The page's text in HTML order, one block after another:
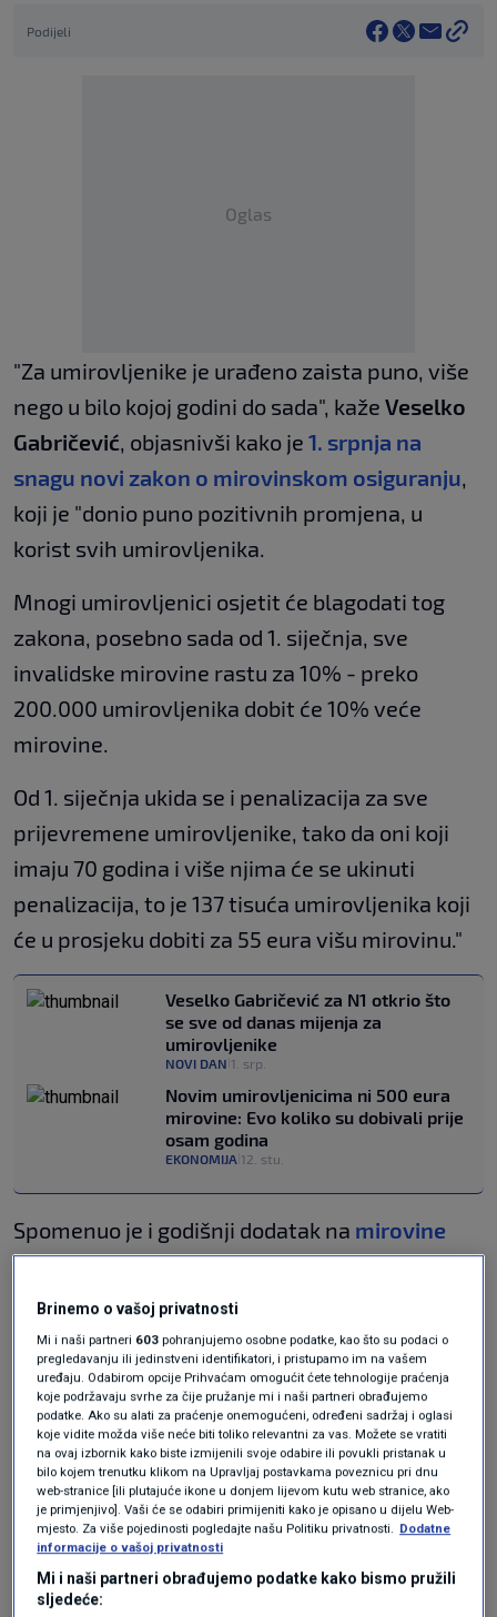
Podijeli
Oglas
"Za umirovljenike je urađeno zaista puno, više
nego u bilo kojoj godini do sada", kaže Veselko
Gabričević, objasnivši kako je 1. srpnja na
snagu novi zakon o mirovinskom osiguranju,
koji je "donio puno pozitivnih promjena, u
korist svih umirovljenika.
Mnogi umirovljenici osjetit će blagodati tog
zakona, posebno sada od 1. siječnja, sve
invalidske mirovine rastu za 10% - preko
200.000 umirovljenika dobit će 10% veće
mirovine.
Od 1. siječnja ukida se i penalizacija za sve
prijevremene umirovljenike, tako da oni koji
imaju 70 godina i više njima će se ukinuti
penalizacija, to je 137 tisuća umirovljenika koji
će u prosjeku dobiti za 55 eura višu mirovinu."
Veselko Gabričević za N1 otkrio što
se sve od danas mijenja za
umirovljenike
NOVI DAN 1. srp.
Novim umirovljenicima ni 500 eura
mirovine: Evo koliko su dobivali prije
osam godina
EKONOMIJA 12. stu.
Spomenuo je i godišnji dodatak na mirovine
koji će se isplaćivati umirovljenicima na kraju
svake kalendarske godine. Na pitanje je li ipak
velik dio umirovljenika očekivao veći dodatak,
Gabričević je odgovorio:
"Na ovo je upozoravala i oporba u Saboru, da
umirovljenici ne mogu dobiti više od četiri eura
po godini radnog staža, ali smo upornim
razgovorima i pregovorima i s premijerom, i
ministrom Primorcem , i ministrom Piletićem
tražili daleko veću cifru - mi smo išli s 10 eura,
Brinemo o vašoj privatnosti
Mi i naši partneri 603 pohranjujemo osobne podatke, kao što su podaci o
pregledavanju ili jedinstveni identifikatori, i pristupamo im na vašem
uređaju. Odabirom opcije Prihvaćam omogućit ćete tehnologije praćenja
koje podržavaju svrhe za čije pružanje mi i naši partneri obrađujemo
podatke. Ako su alati za praćenje onemogućeni, određeni sadržaj i oglasi
koje vidite možda više neće biti toliko relevantni za vas. Možete se vratiti
na ovaj izbornik kako biste izmijenili svoje odabire ili povukli pristanak u
bilo kojem trenutku klikom na Upravljaj postavkama poveznicu pri dnu
web-stranice [ili plutajuće ikone u donjem lijevom kutu web stranice, ako
je primjenjivo]. Vaši će se odabiri primijeniti kako je opisano u dijelu Web-
mjesto. Za više pojedinosti pogledajte našu Politiku privatnosti. Dodatne
informacije o vašoj privatnosti
Mi i naši partneri obrađujemo podatke kako bismo pružili
sljedeće: